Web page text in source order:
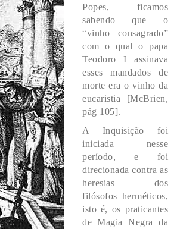
Popes, ficamos
sabendo que o
“vinho consagrado”
com o qual o papa
Teodoro I assinava
esses mandados de
morte era o vinho da
eucaristia [McBrien,
pág 105].
A Inquisição foi
iniciada nesse
período, e foi
direcionada contra as
heresias dos
filósofos herméticos,
isto é, os praticantes
de Magia Negra da